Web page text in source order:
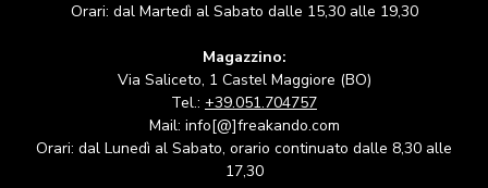
Orari: dal Martedì al Sabato dalle 15,30 alle 19,30
Magazzino:
Via Saliceto, 1 Castel Maggiore (BO)
Tel.: +39.051.704757
Mail: info[@]freakando.com
Orari: dal Lunedì al Sabato, orario continuato dalle 8,30 alle
17,30